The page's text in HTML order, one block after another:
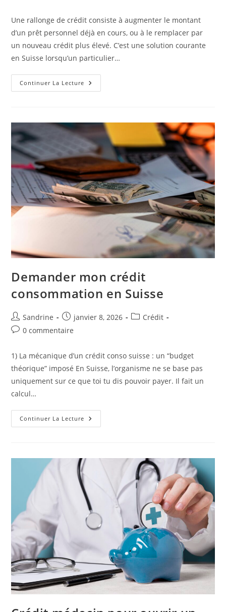
publication :
Une rallonge de crédit consiste à augmenter le montant
d’un prêt personnel déjà en cours, ou à le remplacer par
un nouveau crédit plus élevé. C’est une solution courante
en Suisse lorsqu’un particulier…
Continuer La Lecture Augmenter
Ou
Suisse
Demander mon crédit
consommation en Suisse
Auteur/autrice
de
Sandrine
Publication
publiée :
janvier 8, 2026
PostCrédit
Commentaires
la
publication :
0 commentaire
1) La mécanique d’un crédit conso suisse : un “budget
théorique” imposé En Suisse, l’organisme ne se base pas
uniquement sur ce que toi tu dis pouvoir payer. Il fait un
calcul…
Continuer La Lecture Demander
Mon